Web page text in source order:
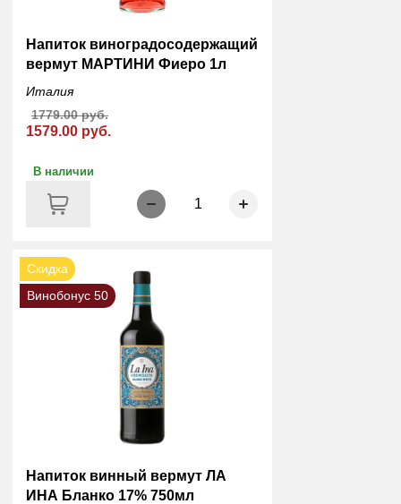
Напиток виноградосодержащий
вермут МАРТИНИ Фиеро 1л
Италия
1579.00 руб.
1779.00 руб.
В наличии
1
Скидка
Винобонус 50
Напиток винный вермут ЛА
ИНА Бланко 17% 750мл